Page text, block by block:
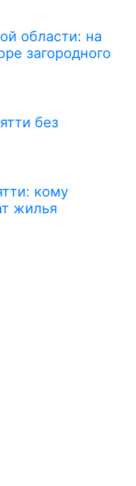
области: на
загородного
без
кому
жилья